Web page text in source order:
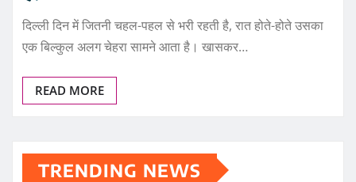
दिल्ली दिन में जितनी चहल-पहल से भरी रहती है, रात होते-होते उसका
एक बिल्कुल अलग चेहरा सामने आता है। खासकर…
READ MORE
TRENDING NEWS